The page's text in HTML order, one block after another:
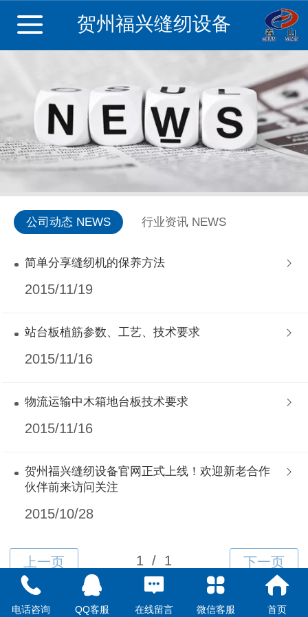
贺州福兴缝纫设备
公司动态 NEWS 行业资讯 NEWS
简单分享缝纫机的保养方法
2015/11/19
站台板植筋参数、工艺、技术要求
2015/11/16
物流运输中木箱地台板技术要求
2015/11/16
贺州福兴缝纫设备官网正式上线！欢迎新老合作
伙伴前来访问关注
2015/10/28
Top
电话咨询 QQ客服 在线留言 微信客服 首页